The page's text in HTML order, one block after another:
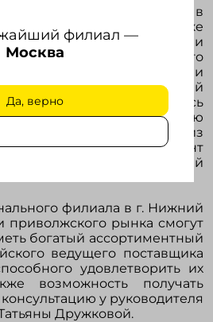
филиал —
Москва
Да, верно
представительства в
пару дней, но оно уже
с ведущими
в городе Приволжского
нижегородцы уже давно и
знакомы с продукцией
но сейчас у них появилась
получать необходимую
сувениров из
компании, ассортимент
более 5000 наименований
филиала в г. Нижний
приволжского рынка смогут
богатый ассортиментный
ведущего поставщика
удовлетворить их
возможность получать
у руководителя
Дружковой.